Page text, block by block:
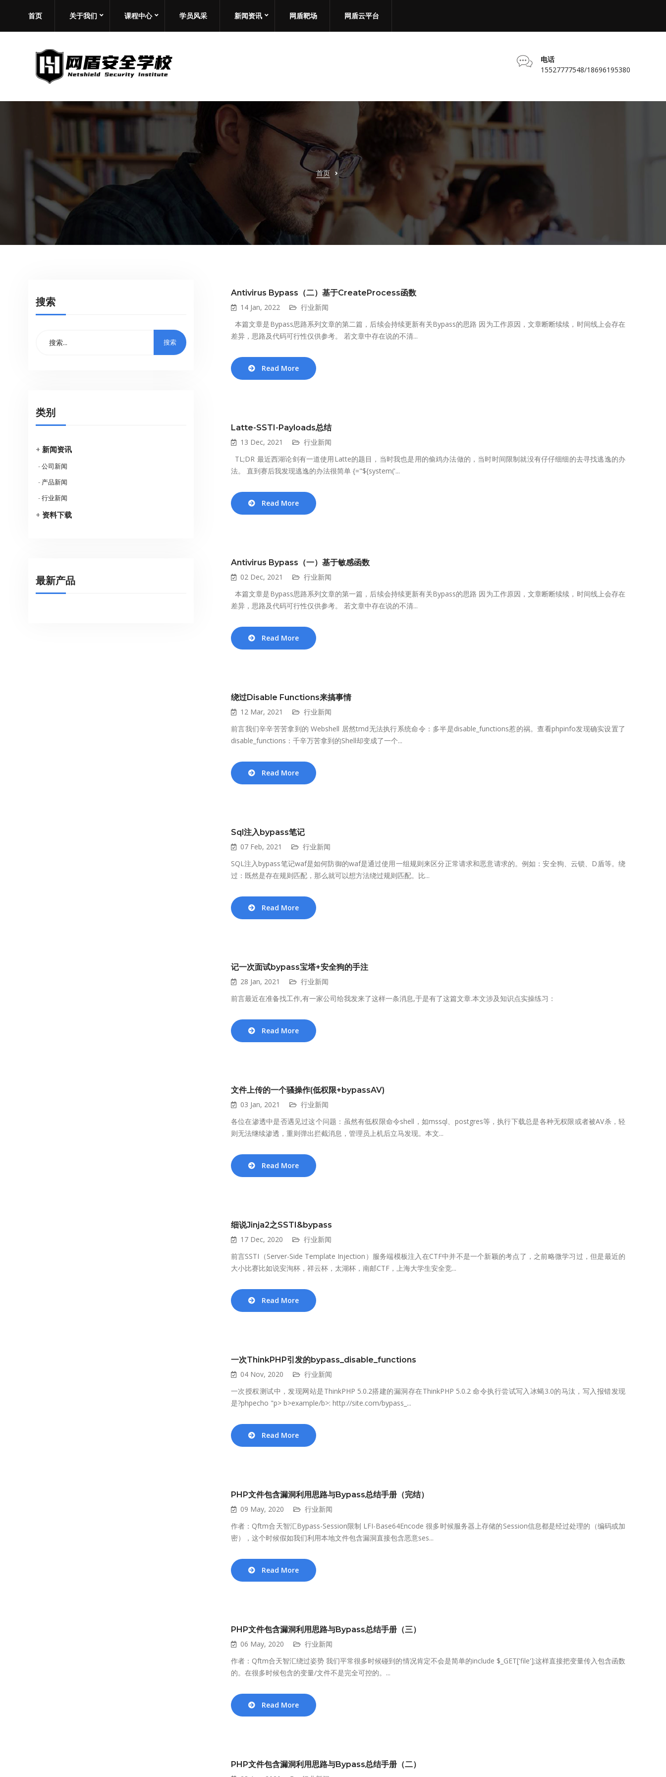
首页 关于我们 课程中心 学员风采 新闻资讯 网盾靶场 网盾云平台
电话
15527777548/18696195380
首页
Antivirus Bypass（二）基于CreateProcess函数
14 Jan, 2022
行业新闻
本篇文章是Bypass思路系列文章的第二篇，后续会持续更新有关Bypass的思路 因为工作原因，文章断断续续，时间线上会存在
差异，思路及代码可行性仅供参考。 若文章中存在说的不清...
Read More
Latte-SSTI-Payloads总结
13 Dec, 2021
行业新闻
TL;DR 最近西湖论剑有一道使用Latte的题目，当时我也是用的偷鸡办法做的，当时时间限制就没有仔仔细细的去寻找逃逸的办
法。 直到赛后我发现逃逸的办法很简单 {="${system('...
Read More
Antivirus Bypass（一）基于敏感函数
02 Dec, 2021
行业新闻
本篇文章是Bypass思路系列文章的第一篇，后续会持续更新有关Bypass的思路 因为工作原因，文章断断续续，时间线上会存在
差异，思路及代码可行性仅供参考。 若文章中存在说的不清...
Read More
绕过Disable Functions来搞事情
12 Mar, 2021
行业新闻
前言我们辛辛苦苦拿到的 Webshell 居然tmd无法执行系统命令：多半是disable_functions惹的祸。查看phpinfo发现确实设置了
disable_functions：千辛万苦拿到的Shell却变成了一个...
Read More
Sql注入bypass笔记
07 Feb, 2021
行业新闻
SQL注入bypass笔记waf是如何防御的waf是通过使用一组规则来区分正常请求和恶意请求的。例如：安全狗、云锁、D盾等。绕
过：既然是存在规则匹配，那么就可以想方法绕过规则匹配。比...
Read More
记一次面试bypass宝塔+安全狗的手注
28 Jan, 2021
行业新闻
前言最近在准备找工作,有一家公司给我发来了这样一条消息,于是有了这篇文章.本文涉及知识点实操练习：
Read More
文件上传的一个骚操作(低权限+bypassAV)
03 Jan, 2021
行业新闻
各位在渗透中是否遇见过这个问题：虽然有低权限命令shell，如mssql、postgres等，执行下载总是各种无权限或者被AV杀，轻
则无法继续渗透，重则弹出拦截消息，管理员上机后立马发现。本文...
Read More
细说Jinja2之SSTI&bypass
17 Dec, 2020
行业新闻
前言SSTI（Server-Side Template Injection）服务端模板注入在CTF中并不是一个新颖的考点了，之前略微学习过，但是最近的
大小比赛比如说安洵杯，祥云杯，太湖杯，南邮CTF，上海大学生安全竞...
Read More
一次ThinkPHP引发的bypass_disable_functions
04 Nov, 2020
行业新闻
一次授权测试中，发现网站是ThinkPHP 5.0.2搭建的漏洞存在ThinkPHP 5.0.2 命令执行尝试写入冰蝎3.0的马汰，写入报错发现
是?phpecho "p> b>example/b>: http://site.com/bypass_...
Read More
PHP文件包含漏洞利用思路与Bypass总结手册（完结）
09 May, 2020
行业新闻
作者：Qftm合天智汇Bypass-Session限制 LFI-Base64Encode 很多时候服务器上存储的Session信息都是经过处理的（编码或加
密），这个时候假如我们利用本地文件包含漏洞直接包含恶意ses...
Read More
PHP文件包含漏洞利用思路与Bypass总结手册（三）
06 May, 2020
行业新闻
作者：Qftm合天智汇绕过姿势 我们平常很多时候碰到的情况肯定不会是简单的include $_GET['file'];这样直接把变量传入包含函数
的。在很多时候包含的变量/文件不是完全可控的。...
Read More
PHP文件包含漏洞利用思路与Bypass总结手册（二）
搜索
类别
+ 新闻资讯
-公司新闻
- 产品新闻
-行业新闻
+ 资料下载
最新产品